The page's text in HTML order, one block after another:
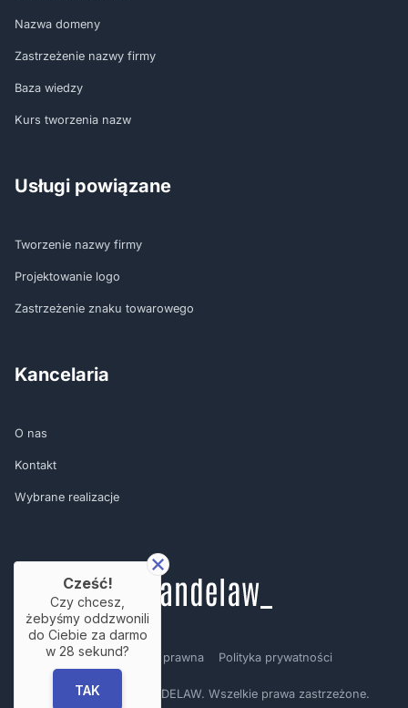
Nazwa domeny
Zastrzeżenie nazwy firmy
Baza wiedzy
Kurs tworzenia nazw
Usługi powiązane
Tworzenie nazwy firmy
Projektowanie logo
Zastrzeżenie znaku towarowego
Kancelaria
O nas
Kontakt
Wybrane realizacje
Regulamin Nota prawna Polityka prywatności
Copyright © by BRANDELAW. Wszelkie prawa zastrzeżone.
Cześć!
Czy chcesz,
żebyśmy oddzwonili
do Ciebie za darmo
w 28 sekund?
TAK